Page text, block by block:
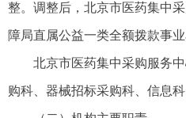
整。调整后，北京市医药集中
障局直属公益一类全额拨款事业
北京市医药集中采购服务
购科、器械招标采购科、信息科